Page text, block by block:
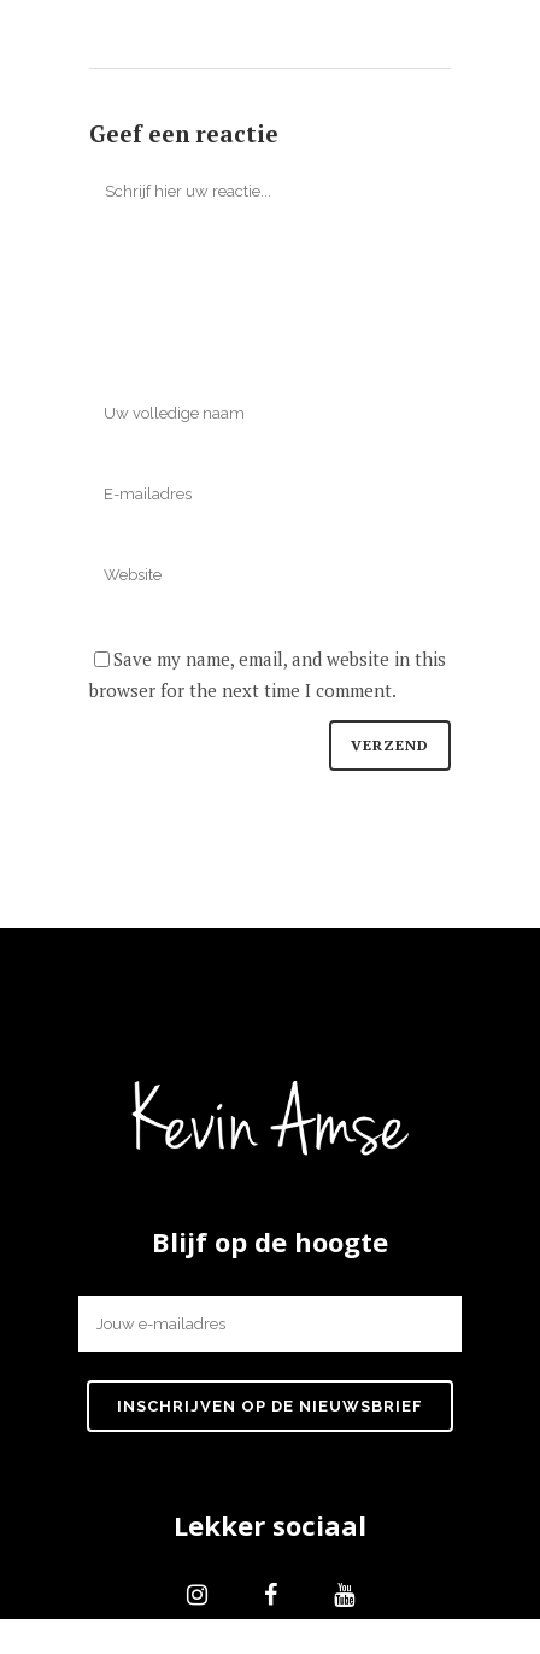
Geef een reactie
Save my name, email, and website in this
browser for the next time I comment.
Blijf op de hoogte
Lekker sociaal